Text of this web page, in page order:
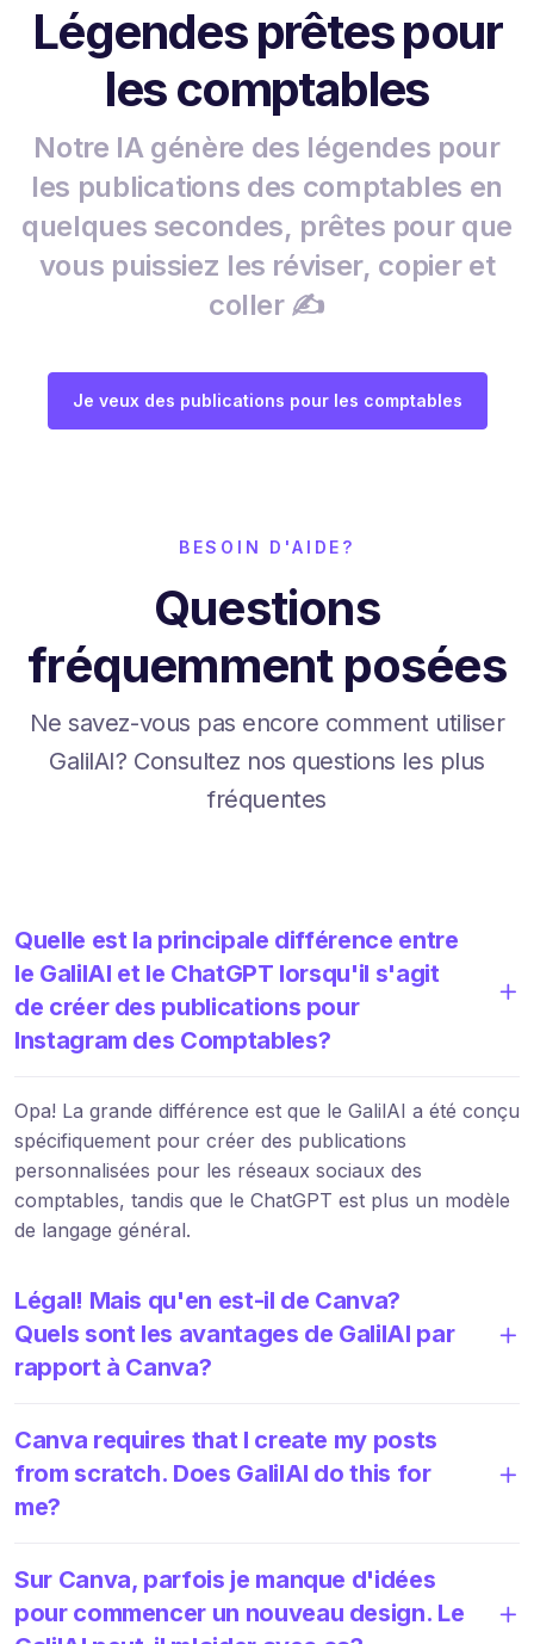
Légendes prêtes pour
les comptables
Notre IA génère des légendes pour
les publications des comptables en
quelques secondes, prêtes pour que
vous puissiez les réviser, copier et
coller ✍️
Je veux des publications pour les comptables
BESOIN D'AIDE?
Questions
fréquemment posées
Ne savez-vous pas encore comment utiliser
GalilAI? Consultez nos questions les plus
fréquentes
Quelle est la principale différence entre
le GalilAI et le ChatGPT lorsqu'il s'agit
de créer des publications pour
Instagram des Comptables?
Opa! La grande différence est que le GalilAI a été conçu
spécifiquement pour créer des publications
personnalisées pour les réseaux sociaux des
comptables, tandis que le ChatGPT est plus un modèle
de langage général.
Légal! Mais qu'en est-il de Canva?
Quels sont les avantages de GalilAI par
rapport à Canva?
Canva requires that I create my posts
from scratch. Does GalilAI do this for
me?
Sur Canva, parfois je manque d'idées
pour commencer un nouveau design. Le